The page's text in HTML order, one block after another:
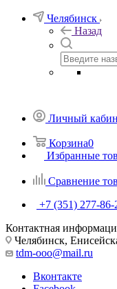
Челябинск
Назад
Личный
Корзина0
Избранные
Сравнение
+7 (351) 277-86-
Контактная
Челябинск,
tdm-ooo@mail.ru
Вконтакте